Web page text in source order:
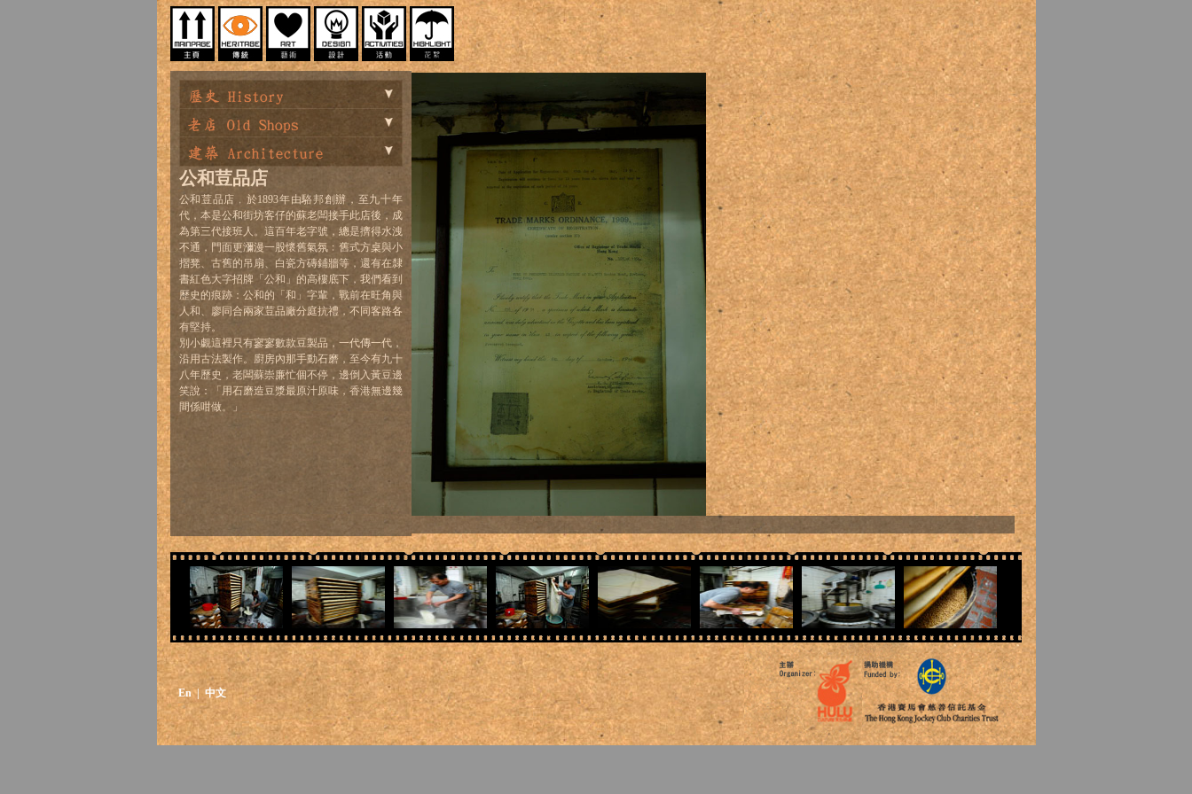
公和荳品店
公和荳品店﹐於1893年由駱邦創辦，至九十年
代，本是公和街坊客仔的蘇老闆接手此店後，成
為第三代接班人。這百年老字號，總是擠得水洩
不通，門面更瀰漫一股懷舊氣氛﹕舊式方桌與小
摺凳、古舊的吊扇、白瓷方磚鋪牆等，還有在隸
書紅色大字招牌「公和」的高樓底下，我們看到
歷史的痕跡：公和的「和」字輩，戰前在旺角與
人和、廖同合兩家荳品廠分庭抗禮，不同客路各
有堅持。
別小覷這裡只有寥寥數款豆製品，一代傳一代，
沿用古法製作。廚房內那手動石磨，至今有九十
八年歷史，老闆蘇崇廉忙個不停，邊倒入黃豆邊
笑說：「用石磨造豆漿最原汁原味，香港無邊幾
間係咁做。」
En| 中文